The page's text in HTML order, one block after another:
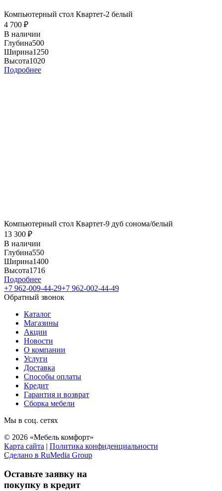
Компьютерный стол Квартет-2 белый
4 700 ₽
В наличии
Глубина500
Ширина1250
Высота1020
Подробнее
Компьютерный стол Квартет-9 дуб сонома/белый
13 300 ₽
В наличии
Глубина550
Ширина1400
Высота1716
Подробнее
+7 962-009-44-29+7 962-002-44-49
Обратный звонок
Каталог
Магазины
Акции
Новости
О компании
Услуги
Доставка
Способы оплаты
Кредит
Гарантия и возврат
Сборка мебели
Мы в соц. сетях
© 2026 «Мебель комфорт»
Карта сайта | Политика конфиденциальности
Сделано в RuMedia Group
вверх
Оставьте заявку на
покупку в кредит